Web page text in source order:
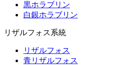
黒ホラブリン
白銀ホラブリン
リザルフォス系統
リザルフォス
青リザルフォス